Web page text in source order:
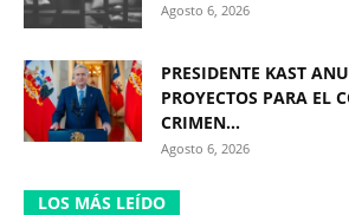
Agosto 6, 2026
PRESIDENTE KAST
PROYECTOS PARA EL
CRIMEN...
Agosto 6, 2026
LOS MÁS LEÍDO